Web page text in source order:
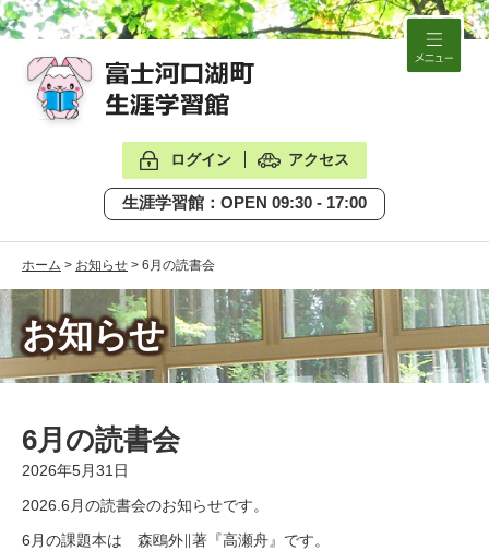
ログイン アクセス
生涯学習館： OPEN 09:30 - 17:00
ホーム > お知らせ > 6月の読書会
お知らせ
6月の読書会
2026年5月31日
2026.6月の読書会のお知らせです。
6月の課題本は 森鴎外∥著『高瀬舟』です。